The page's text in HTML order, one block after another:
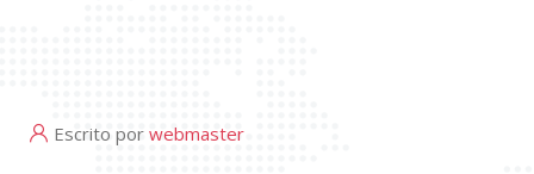
Escrito por webmaster